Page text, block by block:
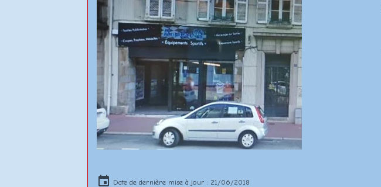
Date de dernière mise à jour : 21/06/2018